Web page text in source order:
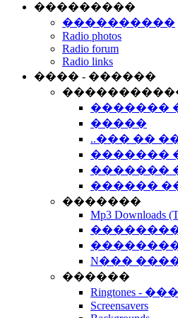
���������
����������
Radio photos
Radio forum
Radio links
���� - ������
�������
�����
..��� ��
�������
�������
������
�������
Mp3 Downloads
��������
N���
������
Ringtones -
Screensavers